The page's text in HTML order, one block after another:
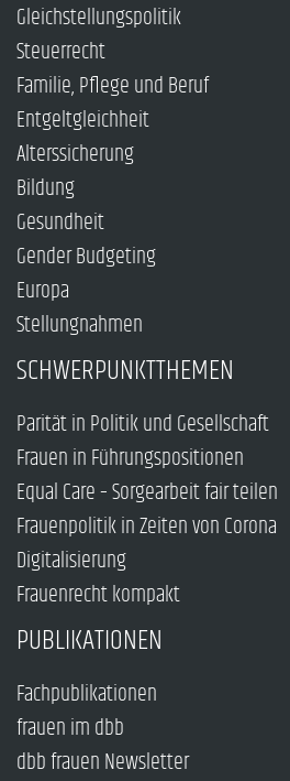
Gleichstellungspolitik
Steuerrecht
Familie, Pflege und Beruf
Entgeltgleichheit
Alterssicherung
Bildung
Gesundheit
Gender Budgeting
Europa
Stellungnahmen
SCHWERPUNKTTHEMEN
Parität in Politik und Gesellschaft
Frauen in Führungspositionen
Equal Care – Sorgearbeit fair teilen
Frauenpolitik in Zeiten von Corona
Digitalisierung
Frauenrecht kompakt
PUBLIKATIONEN
Fachpublikationen
frauen im dbb
dbb frauen Newsletter